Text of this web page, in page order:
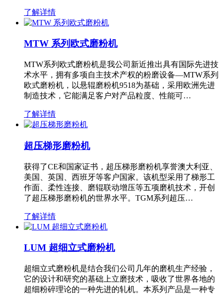
了解详情
MTW 系列欧式磨粉机
MTW系列欧式磨粉机是我公司新近推出具有国际先进技
术水平，拥有多项自主技术产权的粉磨设备—MTW系列
欧式磨粉机，以悬辊磨粉机9518为基础，采用欧洲先进
制造技术，它能满足客户对产品粒度、性能可…
了解详情
超压梯形磨粉机
获得了CE和国家证书，超压梯形磨粉机享誉澳大利亚、
美国、英国、西班牙等客户国家。该机型采用了梯形工
作面、柔性连接、磨辊联动增压等五项磨机技术，开创
了超压梯形磨粉机的世界水平。TGM系列超压…
了解详情
LUM 超细立式磨粉机
超细立式磨粉机是结合我们公司几年的磨机生产经验，
它的设计和研究的基础上立磨技术，吸收了世界各地的
超细粉碎理论的一种先进的轧机。本系列产品是一种专